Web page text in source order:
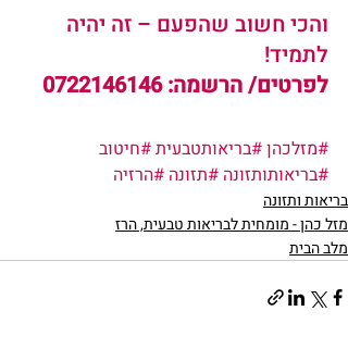
והכי חשוב שהפעם – זה יהיה
לתמיד!
לפרטים/ הרשמה: 0722146146
#מזלכהן#בריאותטבעית#חיטוב
#בריאותותזונה #תזונה #הרזיה
בריאות ותזונה
מזל כהן - מומחית לבריאות טבעית, הרז
מלב הבית